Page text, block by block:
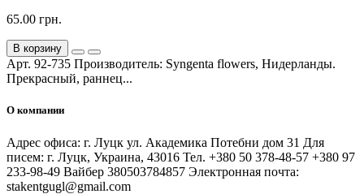
65.00 грн.
В корзину
Арт. 92-735 Производитель: Syngenta flowers, Нидерланды.
Прекрасный, раннец...
О компании
Адрес офиса: г. Луцк ул. Академика Потебни дом 31 Для
писем: г. Луцк, Украина, 43016 Тел. +380 50 378-48-57 +380 97
233-98-49 Вайбер 380503784857 Электронная почта:
stakentgugl@gmail.com